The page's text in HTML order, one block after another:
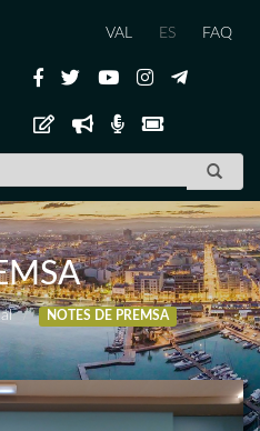
VAL ES FAQ
NOTES DE PREMSA